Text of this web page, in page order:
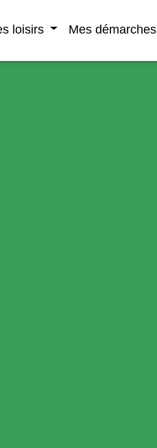
loisirs Mes démarches